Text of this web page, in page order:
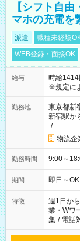
【シフト自
マホの充電を
派遣 職種未経験
WEB登録・面接OK
給与
時給
※規定に
勤務地
東京都新
新宿駅か
/ …
物流企
勤務時間 9:00～
期間 即日～
特徴 週1日か
業・Wワ
集 / 電話